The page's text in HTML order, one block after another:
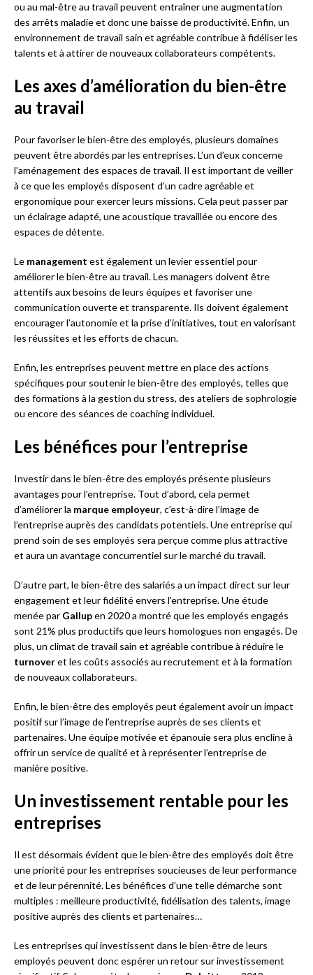
ou au mal-être au travail peuvent entraîner une augmentation
des arrêts maladie et donc une baisse de productivité. Enfin, un
environnement de travail sain et agréable contribue à fidéliser les
talents et à attirer de nouveaux collaborateurs compétents.
Les axes d’amélioration du bien-être
au travail
Pour favoriser le bien-être des employés, plusieurs domaines
peuvent être abordés par les entreprises. L’un d’eux concerne
l’aménagement des espaces de travail. Il est important de veiller
à ce que les employés disposent d’un cadre agréable et
ergonomique pour exercer leurs missions. Cela peut passer par
un éclairage adapté, une acoustique travaillée ou encore des
espaces de détente.
Le management est également un levier essentiel pour
améliorer le bien-être au travail. Les managers doivent être
attentifs aux besoins de leurs équipes et favoriser une
communication ouverte et transparente. Ils doivent également
encourager l’autonomie et la prise d’initiatives, tout en valorisant
les réussites et les efforts de chacun.
Enfin, les entreprises peuvent mettre en place des actions
spécifiques pour soutenir le bien-être des employés, telles que
des formations à la gestion du stress, des ateliers de sophrologie
ou encore des séances de coaching individuel.
Les bénéfices pour l’entreprise
Investir dans le bien-être des employés présente plusieurs
avantages pour l’entreprise. Tout d’abord, cela permet
d’améliorer la marque employeur, c’est-à-dire l’image de
l’entreprise auprès des candidats potentiels. Une entreprise qui
prend soin de ses employés sera perçue comme plus attractive
et aura un avantage concurrentiel sur le marché du travail.
D’autre part, le bien-être des salariés a un impact direct sur leur
engagement et leur fidélité envers l’entreprise. Une étude
menée par Gallupen 2020 a montré que les employés engagés
sont 21% plus productifs que leurs homologues non engagés. De
plus, un climat de travail sain et agréable contribue à réduire le
turnoveret les coûts associés au recrutement et à la formation
de nouveaux collaborateurs.
Enfin, le bien-être des employés peut également avoir un impact
positif sur l’image de l’entreprise auprès de ses clients et
partenaires. Une équipe motivée et épanouie sera plus encline à
offrir un service de qualité et à représenter l’entreprise de
manière positive.
Un investissement rentable pour les
entreprises
Il est désormais évident que le bien-être des employés doit être
une priorité pour les entreprises soucieuses de leur performance
et de leur pérennité. Les bénéfices d’une telle démarche sont
multiples : meilleure productivité, fidélisation des talents, image
positive auprès des clients et partenaires…
Les entreprises qui investissent dans le bien-être de leurs
employés peuvent donc espérer un retour sur investissement